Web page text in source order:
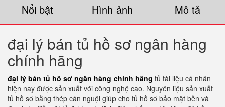
Nổi bật Hình ảnh Mô tả
đại lý bán tủ hồ sơ ngân hàng
chính hãng
đại lý bán tủ hồ sơ ngân hàng chính hãng tủ tài liệu cá nhân
hiện nay được sản xuất với công nghệ cao. Nguyên liệu sản xuất
tủ hồ sơ bằng thép cán nguội giúp cho tủ hồ sơ bảo mật bền và